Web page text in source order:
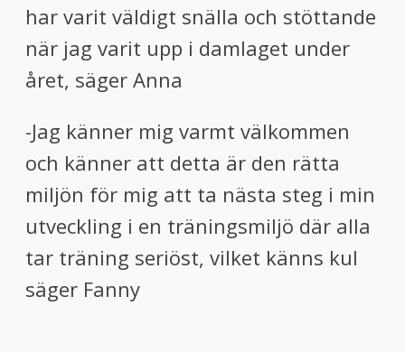
har varit väldigt snälla och stöttande
när jag varit upp i damlaget under
året, säger Anna
-Jag känner mig varmt välkommen
och känner att detta är den rätta
miljön för mig att ta nästa steg i min
utveckling i en träningsmiljö där alla
tar träning seriöst, vilket känns kul
säger Fanny